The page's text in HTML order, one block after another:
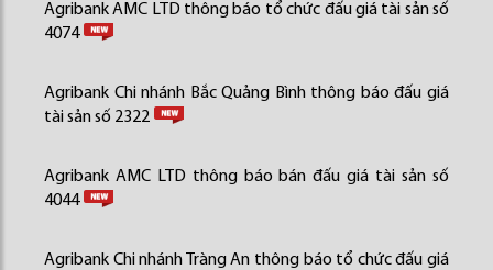
Agribank AMC LTD thông báo tổ chức đấu giá tài sản số
4074
Agribank Chi nhánh Bắc Quảng Bình thông báo đấu giá
tài sản số 2322
Agribank AMC LTD thông báo bán đấu giá tài sản số
4044
Agribank Chi nhánh Tràng An thông báo tổ chức đấu giá